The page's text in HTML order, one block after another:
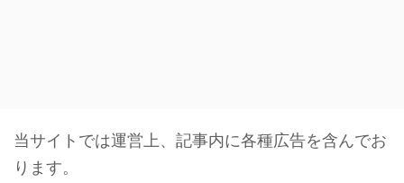
当サイトでは運営上、記事内に各種広告を含んでお
ります。